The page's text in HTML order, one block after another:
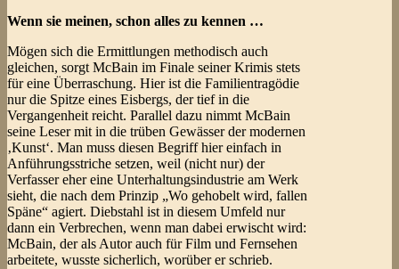
Wenn sie meinen, schon alles zu kennen …
Mögen sich die Ermittlungen methodisch auch
gleichen, sorgt McBain im Finale seiner Krimis stets
für eine Überraschung. Hier ist die Familientragödie
nur die Spitze eines Eisbergs, der tief in die
Vergangenheit reicht. Parallel dazu nimmt McBain
seine Leser mit in die trüben Gewässer der modernen
‚Kunst‘. Man muss diesen Begriff hier einfach in
Anführungsstriche setzen, weil (nicht nur) der
Verfasser eher eine Unterhaltungsindustrie am Werk
sieht, die nach dem Prinzip „Wo gehobelt wird, fallen
Späne“ agiert. Diebstahl ist in diesem Umfeld nur
dann ein Verbrechen, wenn man dabei erwischt wird:
McBain, der als Autor auch für Film und Fernsehen
arbeitete, wusste sicherlich, worüber er schrieb.